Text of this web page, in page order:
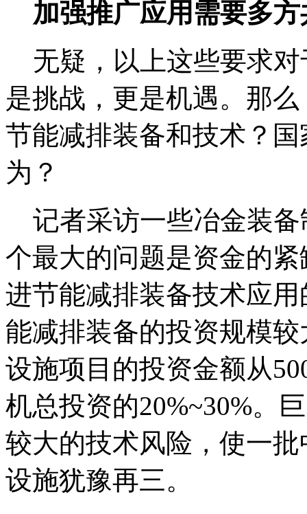
加强推广应用需要多方
无疑，以上这些要求对
是挑战，更是机遇。那
节能减排装备和技术？
为？
记者采访一些冶金装备
个最大的问题是资金的
进节能减排装备技术应
能减排装备的投资规模
设施项目的投资金额从
机总投资的20%~30%。
较大的技术风险，使一
设施犹豫再三。